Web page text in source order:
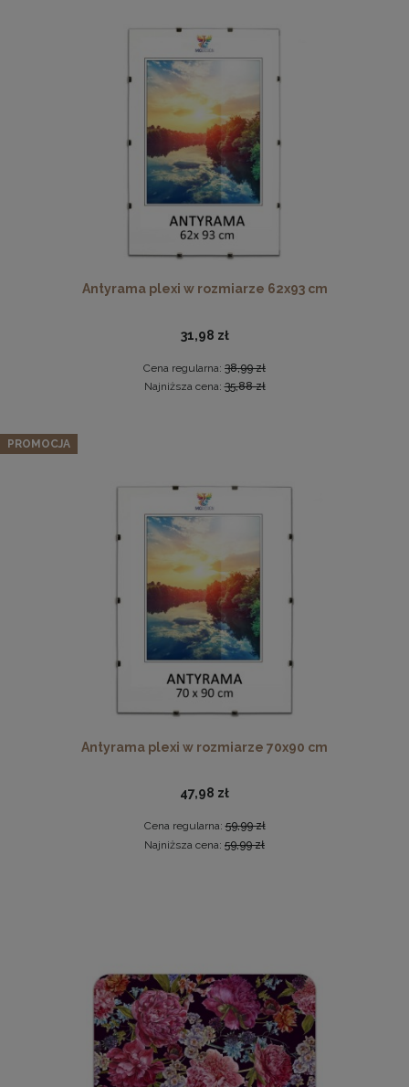
Drewniana, frezowana ramka na zdjęcia, plakaty, obrazy w
rozmiarze 15 x 21 cm w kolorze białym
14,99 zł
DO KOSZYKA
Drewniana, frezowana ramka na zdjęcia, plakaty, obrazy w
rozmiarze 18 x 24 cm w kolorze białym
16,99 zł
DO KOSZYKA
Ramka na zdjęcia 35 x 50 cm czarna, z naturalnego drewna
37,99 zł
Antyrama plexi w rozmiarze 62x93 cm
31,98 zł
Cena regularna: 38,99 zł
Najniższa cena:35,88 zł
Antyrama plexi w rozmiarze 70x90 cm
47,98 zł
Cena regularna:59,99 zł
Najniższa cena: 59,99 zł
PROMOCJA